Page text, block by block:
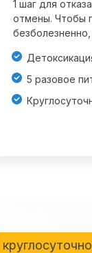
1 шаг для
отмены. Чтобы
5 разовое